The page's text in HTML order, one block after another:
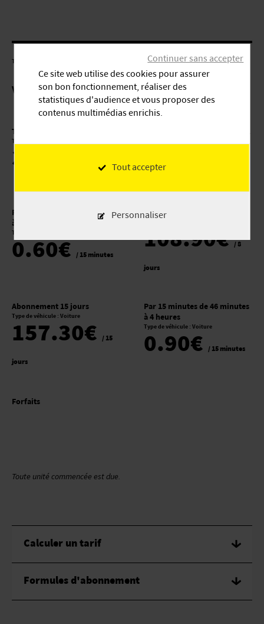
TARIFS
Voir les tarifs pour : Voiture
Tarif journalier
Type de véhicule : Voiture
34.00€ / jour
à 8 heures
0.55€
Par 15 minutes de 8 heures 01
à 24 heures
Type de véhicule : Voiture
0.60€ / 15 minutes
Abonnement 8 jours
108.90€/ 8
jours
Abonnement 15 jours
Type de véhicule : Voiture
157.30€ / 15
jours
Par 15 minutes de 46 minutes
à 4 heures
Type de véhicule : Voiture
0.90€ / 15 minutes
Forfaits
Toute unité commencée est due.
Calculer un tarif
Formules d'abonnement
Ce site web utilise des cookies pour assurer
son bon fonctionnement, réaliser des
statistiques d'audience et vous proposer des
contenus multimédias enrichis.
Tout accepter
Continuer sans accepter
Personnaliser